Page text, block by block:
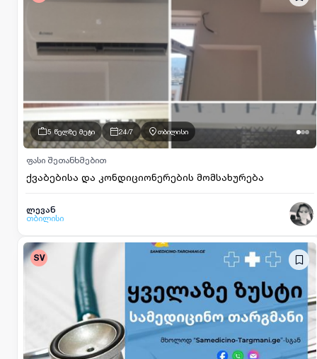
5 წელზე მეტი 24/7 თბილისი
ქვაბებისა და კონდიციონერების მომსახურება
ფასი შეთანხმებით
ლევან
თბილისი
SV